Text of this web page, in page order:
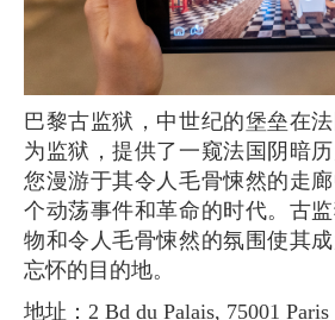
巴黎古监狱，中世纪的堡垒在法国大革命期间转型
为监狱，提供了一窥法国阴暗
您漫游于其令人毛骨悚然的走
个动荡事件和革命的时代。古
物和令人毛骨悚然的氛围使其
忘怀的目的地。
地址：2 Bd du Palais, 75001 Paris